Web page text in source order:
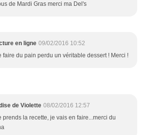
de Mardi Gras merci ma Del's
en ligne 09/02/2016 10:52
faire du pain perdu un véritable dessert ! Merci !
de Violette 08/02/2016 12:57
prends la recette, je vais en faire...merci du